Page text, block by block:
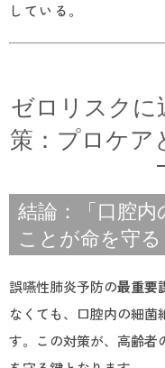
している。
ゼロリスクに
策：プロケア
結論：「口腔内
ことが命を守る
誤嚥性肺炎予防の最重要
なくても、口腔内の細
す。この対策が、高齢者